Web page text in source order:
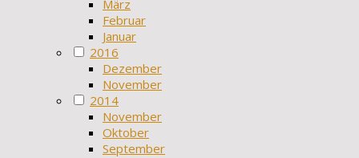
März
Februar
Januar
2016
Dezember
November
2014
November
Oktober
September